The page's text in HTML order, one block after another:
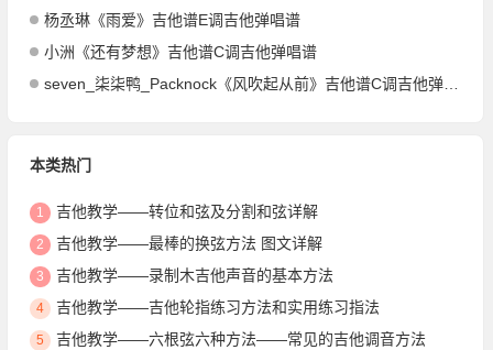
杨丞琳《雨爱》吉他谱E调吉他弹唱谱
小洲《还有梦想》吉他谱C调吉他弹唱谱
seven_柒柒鸭_Packnock《风吹起从前》吉他谱C调吉他弹唱谱
本类热门
1 吉他教学——转位和弦及分割和弦详解
2 吉他教学——最棒的换弦方法 图文详解
3 吉他教学——录制木吉他声音的基本方法
4 吉他教学——吉他轮指练习方法和实用练习指法
5 吉他教学——六根弦六种方法——常见的吉他调音方法